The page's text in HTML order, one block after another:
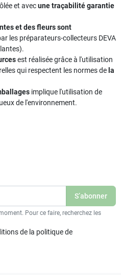
et avecune traçabilité garantie
et des fleurs sont
les préparateurs-collecteurs DEVA
est réalisée grâce à l'utilisation
qui respectent les normes de la
implique l'utilisation de
de l'environnement.
Pour ce faire, recherchez les
de la politique de